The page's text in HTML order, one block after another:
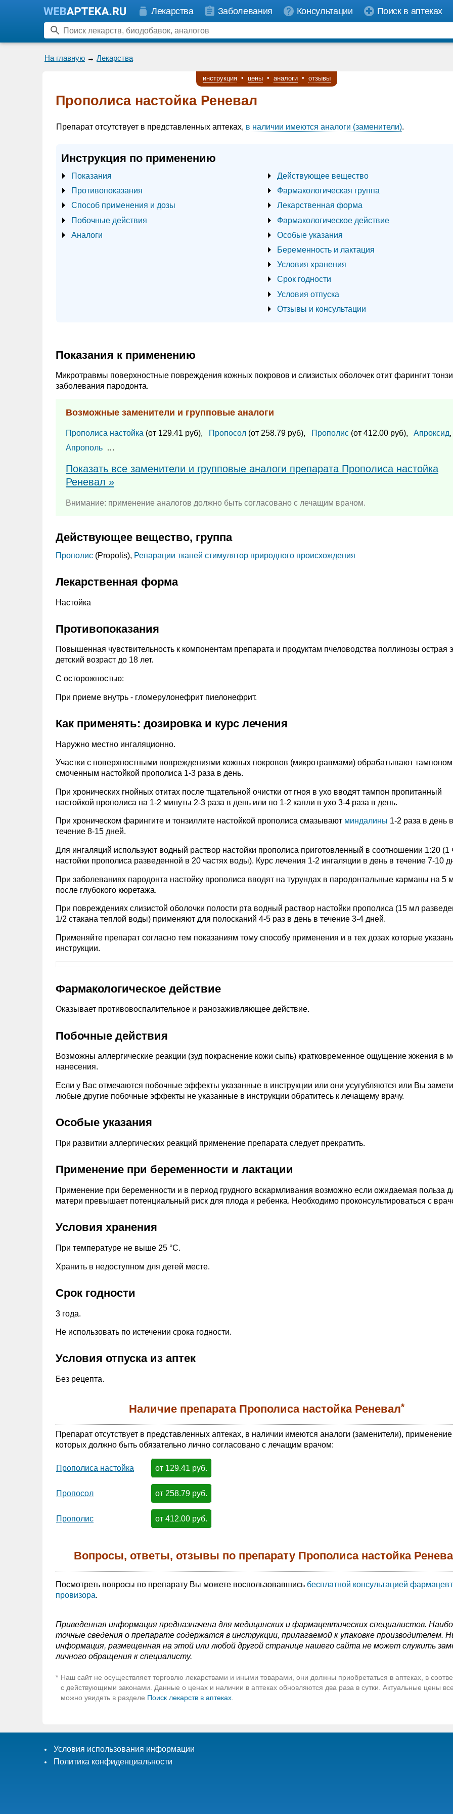
Лекарства Заболевания Консультации Поиск в аптеках
На главную → Лекарства
инструкция • цены • аналоги • отзывы
Прополиса настойка Реневал
Препарат отсутствует в представленных аптеках, в наличии имеются аналоги (заменители).
Инструкция по применению
Показания
Противопоказания
Способ применения и дозы
Побочные действия
Аналоги
Действующее вещество
Фармакологическая группа
Лекарственная форма
Фармакологическое действие
Особые указания
Беременность и лактация
Условия хранения
Срок годности
Условия отпуска
Отзывы и консультации
Показания к применению
Микротравмы поверхностные повреждения кожных покровов и слизистых оболочек отит фарингит
заболевания пародонта.
Возможные заменители и групповые аналоги
Прополиса настойка (от 129.41 руб), Пропосол(от 258.79 руб), Прополис(от 412.00 руб), Апроксид,
Апрополь …
Показать все заменители и групповые аналоги препарата Прополиса настойка
Реневал »
Внимание: применение аналогов должно быть согласовано с лечащим врачом.
Действующее вещество, группа
Прополис (Propolis), Репарации тканей стимулятор природного происхождения
Лекарственная форма
Настойка
Противопоказания
Повышенная чувствительность к компонентам препарата и продуктам пчеловодства поллинозы острая
детский возраст до 18 лет.
С осторожностью:
При приеме внутрь - гломерулонефрит пиелонефрит.
Как применять: дозировка и курс лечения
Наружно местно ингаляционно.
Участки с поверхностными повреждениями кожных покровов (микротравмами) обрабатывают тампоном
смоченным настойкой прополиса 1-3 раза в день.
При хронических гнойных отитах после тщательной очистки от гноя в ухо вводят тампон пропитанный
настойкой прополиса на 1-2 минуты 2-3 раза в день или по 1-2 капли в ухо 3-4 раза в день.
При хроническом фарингите и тонзиллите настойкой прополиса смазывают миндалины 1-2 раза в день в
течение 8-15 дней.
Для ингаляций используют водный раствор настойки прополиса приготовленный в соотношении 1:20 (1
настойки прополиса разведенной в 20 частях воды). Курс лечения 1-2 ингаляции в день в течение 7-10
При заболеваниях пародонта настойку прополиса вводят на турундах в пародонтальные карманы на 5
после глубокого кюретажа.
При повреждениях слизистой оболочки полости рта водный раствор настойки прополиса (15 мл
1/2 стакана теплой воды) применяют для полосканий 4-5 раз в день в течение 3-4 дней.
Применяйте препарат согласно тем показаниям тому способу применения и в тех дозах которые
инструкции.
Фармакологическое действие
Оказывает противовоспалительное и ранозаживляющее действие.
Побочные действия
Возможны аллергические реакции (зуд покраснение кожи сыпь) кратковременное ощущение жжения в
нанесения.
Если у Вас отмечаются побочные эффекты указанные в инструкции или они усугубляются или Вы
любые другие побочные эффекты не указанные в инструкции обратитесь к лечащему врачу.
Особые указания
При развитии аллергических реакций применение препарата следует прекратить.
Применение при беременности и лактации
Применение при беременности и в период грудного вскармливания возможно если ожидаемая польза
матери превышает потенциальный риск для плода и ребенка. Необходимо проконсультироваться с
Условия хранения
При температуре не выше 25 °С.
Хранить в недоступном для детей месте.
Срок годности
3 года.
Не использовать по истечении срока годности.
Условия отпуска из аптек
Без рецепта.
Наличие препарата Прополиса настойка Реневал*
Препарат отсутствует в представленных аптеках, в наличии имеются аналоги (заменители), применение
которых должно быть обязательно лично согласовано с лечащим врачом:
Прополиса настойка от 129.41 руб.
Пропосол от 258.79 руб.
Прополис от 412.00 руб.
Вопросы, ответы, отзывы по препарату Прополиса настойка
Посмотреть вопросы по препарату Вы можете воспользовавшись бесплатной консультацией
провизора.
Приведенная информация предназначена для медицинских и фармацевтических специалистов.
точные сведения о препарате содержатся в инструкции, прилагаемой к упаковке производителем.
информация, размещенная на этой или любой другой странице нашего сайта не может служить
личного обращения к специалисту.
* Наш сайт не осуществляет торговлю лекарствами и иными товарами, они должны приобретаться в аптеках, в
с действующими законами. Данные о ценах и наличии в аптеках обновляются два раза в сутки. Актуальные цены
можно увидеть в разделе Поиск лекарств в аптеках
Условия использования информации
Политика конфиденциальности